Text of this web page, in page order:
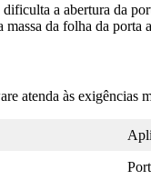
dificulta a abertura da
da folha da porta
atenda às exigências